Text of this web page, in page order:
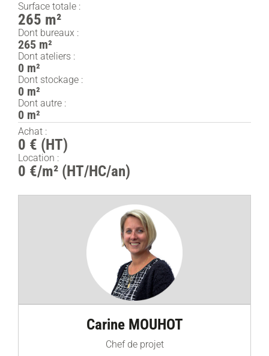
Surface totale :
265 m²
Dont bureaux :
265 m²
Dont ateliers :
0 m²
Dont stockage :
0 m²
Dont autre :
0 m²
Achat :
0 € (HT)
Location :
0 €/m² (HT/HC/an)
Carine MOUHOT
Chef de projet